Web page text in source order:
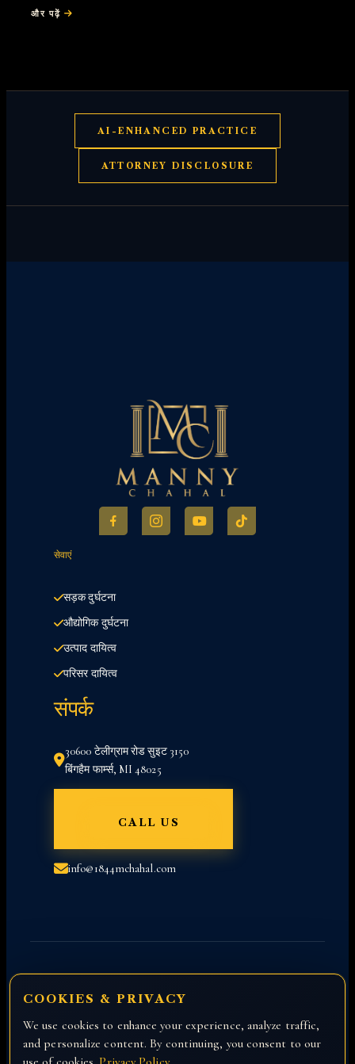
और पढ़ें
बारे
AI-ENHANCED PRACTICE
ATTORNEY DISCLOSURE
सेवाएं
सड़क दुर्घटना
औद्योगिक दुर्घटना
उत्पाद दायित्व
परिसर दायित्व
संपर्क
30600 टेलीग्राम रोड सुइट 3150
बिंगहैम फार्म्स, MI 48025
CALL US
info@1844mchahal.com
Copyright © 2026 All rights reserved with
Attorney Manny Chahal.
COOKIES & PRIVACY
We use cookies to enhance your experience, analyze traffic,
and personalize content. By continuing, you consent to our